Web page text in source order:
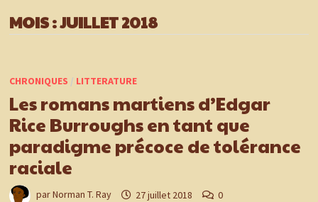
MOIS :JUILLET 2018
CHRONIQUES / LITTERATURE
Les romans martiens d’Edgar
Rice Burroughs en tant que
paradigme précoce de tolérance
raciale
parNorman T. Ray 27 juillet 2018 0